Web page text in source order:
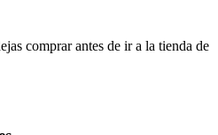
comprar antes de ir a la tienda de